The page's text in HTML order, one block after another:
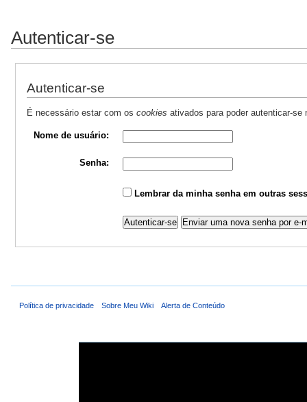
Autenticar-se
Autenticar-se
É necessário estar com os cookies ativados para poder autenticar-se
Nome de usuário:
Senha:
Lembrar da minha senha em outras
Política de privacidade Sobre Meu Wiki Alerta de Conteúdo